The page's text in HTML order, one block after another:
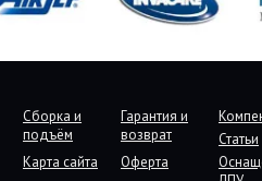
Сборка и
подъём
Гарантия и
возврат
Статьи
Карта сайта Оферта